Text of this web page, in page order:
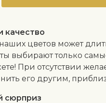
качество
цветов может
выбирают только
При отсутствии
его другим,
сюрприз